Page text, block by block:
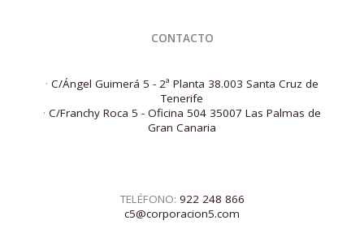
CONTACTO
· C/Ángel Guimerá 5 - 2ª Planta 38.003 Santa Cruz de
Tenerife
· C/Franchy Roca 5 - Oficina 504 35007 Las Palmas de
Gran Canaria
TELÉFONO: 922 248 866
c5@corporacion5.com